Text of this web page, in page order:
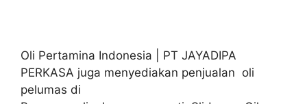
Oli Pertamina Indonesia | PT JAYADIPA
PERKASA juga menyediakan penjualan oli
pelumas di